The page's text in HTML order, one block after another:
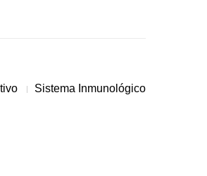
Sistema Inmunológico